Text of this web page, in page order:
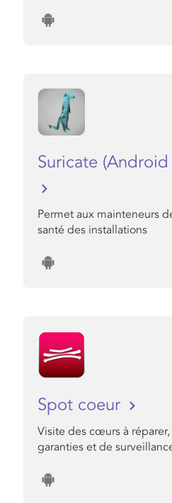
Suricate
Permet aux mainteneurs
santé des installations
Spot coeur
Visite des cœurs à
garanties et de